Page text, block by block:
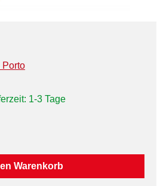
Porto
1-3 Tage
den gewünschten
Warenkorb